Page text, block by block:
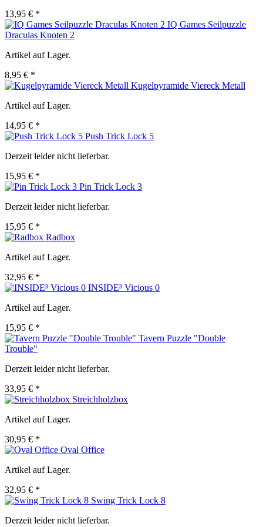
13,95 € *
IQ Games Seilpuzzle
Draculas Knoten 2
Artikel auf Lager.
8,95 € *
Kugelpyramide Viereck Metall
Artikel auf Lager.
14,95 € *
Push Trick Lock 5
Derzeit leider nicht lieferbar.
15,95 € *
Pin Trick Lock 3
Derzeit leider nicht lieferbar.
15,95 € *
Radbox
Artikel auf Lager.
32,95 € *
INSIDE³ Vicious 0
Artikel auf Lager.
15,95 € *
Tavern Puzzle "Double
Trouble"
Derzeit leider nicht lieferbar.
33,95 € *
Streichholzbox
Artikel auf Lager.
30,95 € *
Oval Office
Artikel auf Lager.
32,95 € *
Swing Trick Lock 8
Derzeit leider nicht lieferbar.